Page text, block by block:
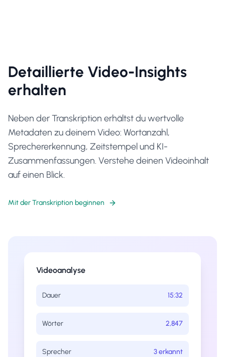
Detaillierte Video-Insights
erhalten
Neben der Transkription erhältst du wertvolle
Metadaten zu deinem Video: Wortanzahl,
Sprechererkennung, Zeitstempel und KI-
Zusammenfassungen. Verstehe deinen Videoinhalt
auf einen Blick.
Mit der Transkription beginnen
Videoanalyse
Dauer 15:32
Wörter 2,847
Sprecher 3 erkannt